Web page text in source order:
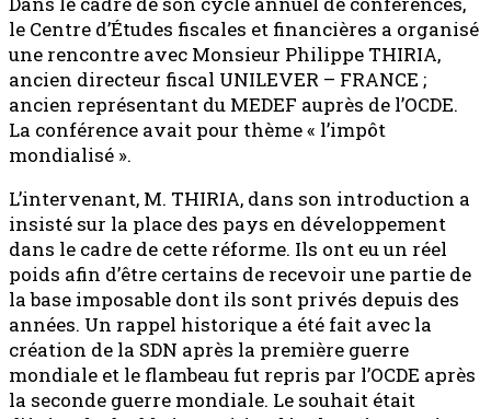
le Centre d’Études fiscales et financières a organisé
une rencontre avec Monsieur Philippe THIRIA,
ancien directeur fiscal UNILEVER – FRANCE ;
ancien représentant du MEDEF auprès de l’OCDE.
La conférence avait pour thème « l’impôt
mondialisé ».
L’intervenant, M. THIRIA, dans son introduction a
insisté sur la place des pays en développement
dans le cadre de cette réforme. Ils ont eu un réel
poids afin d’être certains de recevoir une partie de
la base imposable dont ils sont privés depuis des
années. Un rappel historique a été fait avec la
création de la SDN après la première guerre
mondiale et le flambeau fut repris par l’OCDE après
la seconde guerre mondiale. Le souhait était